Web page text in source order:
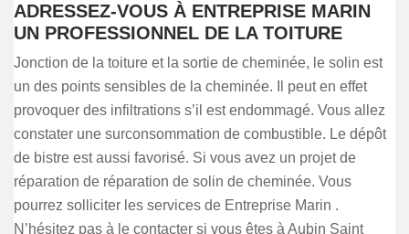
ADRESSEZ-VOUS À ENTREPRISE MARIN
UN PROFESSIONNEL DE LA TOITURE
Jonction de la toiture et la sortie de cheminée, le solin est
un des points sensibles de la cheminée. Il peut en effet
provoquer des infiltrations s’il est endommagé. Vous allez
constater une surconsommation de combustible. Le dépôt
de bistre est aussi favorisé. Si vous avez un projet de
réparation de réparation de solin de cheminée. Vous
pourrez solliciter les services de Entreprise Marin .
N’hésitez pas à le contacter si vous êtes à Aubin Saint